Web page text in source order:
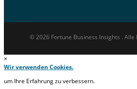
© 2026 Fortune Business Insights . Alle
×
Wir verwenden Cookies.
um Ihre Erfahrung zu verbessern.